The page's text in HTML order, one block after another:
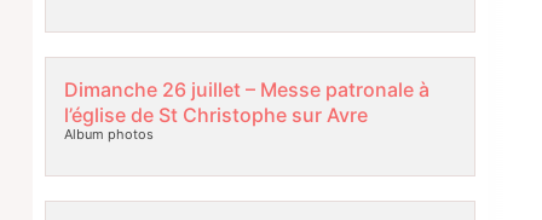
Dimanche 26 juillet – Messe patronale à
l’église de St Christophe sur Avre
Album photos